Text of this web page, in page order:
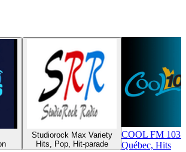
Studiorock Max Variety
Hits, Pop, Hit-parade
COOL FM
Québec, Hits